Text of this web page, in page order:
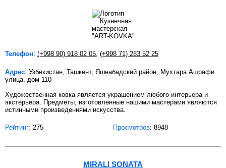
Телефон: (+998 90) 918 02 05 (+998 71) 283 52 25
Адрес: Узбекистан, Ташкент, Яшнабадский район, Мухтара Ашрафи
улица, дом 110
Художественная ковка является украшением любого интерьера и
экстерьера. Предметы, изготовленные нашими мастерами являются
истинными произведениями искусства.
Рейтинг: 275 Просмотров: 8948
MIRALI SONATA